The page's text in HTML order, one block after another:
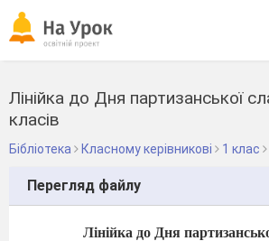
Лінійка до Дня партизанської
класів
Бібліотека Класному керівникові 1 клас
Перегляд файлу
Лінійка до Дня